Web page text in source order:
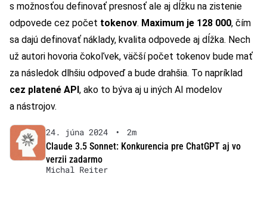
s možnosťou definovať presnosť ale aj dĺžku na zistenie
odpovede cez počet tokenov. Maximum je 128 000, čím
sa dajú definovať náklady, kvalita odpovede aj dĺžka. Nech
už autori hovoria čokoľvek, väčší počet tokenov bude mať
za následok dlhšiu odpoveď a bude drahšia. To napríklad
cez platené API, ako to býva aj u iných AI modelov
a nástrojov.
24. júna 2024 •
2m
Claude 3.5 Sonnet: Konkurencia pre ChatGPT aj vo
verzii zadarmo
Michal Reiter